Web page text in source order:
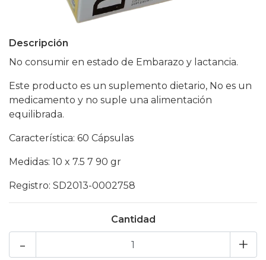
Descripción
No consumir en estado de Embarazo y lactancia.
Este producto es un suplemento dietario, No es un
medicamento y no suple una alimentación
equilibrada.
Característica: 60 Cápsulas
Medidas: 10 x 7.5 7 90 gr
Registro: SD2013-0002758
Cantidad
+
-